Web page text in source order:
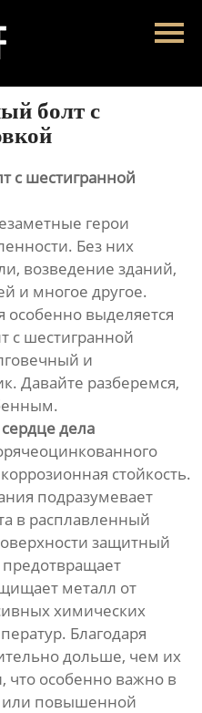
болт с
с шестигранной
герои
Без них
возведение зданий,
и многое другое.
особенно выделяется
с шестигранной
и
Давайте разберемся,
дела
стойкость.
подразумевает
в расплавленный
защитный
предотвращает
металл от
химических
Благодаря
дольше, чем их
что особенно важно в
или повышенной